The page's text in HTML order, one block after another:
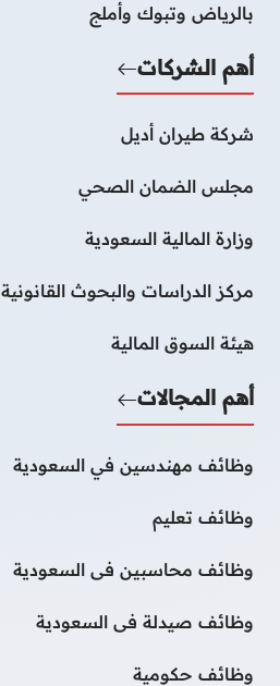
بالرياض وتبوك وأملج
أهم الشركات
شركة طيران أديل
مجلس الضمان الصحي
وزارة المالية السعودية
مركز الدراسات والبحوث القانونية
هيئة السوق المالية
أهم المجالات
وظائف مهندسين في السعودية
وظائف تعليم
وظائف محاسبين فى السعودية
وظائف صيدلة فى السعودية
وظائف حكومية